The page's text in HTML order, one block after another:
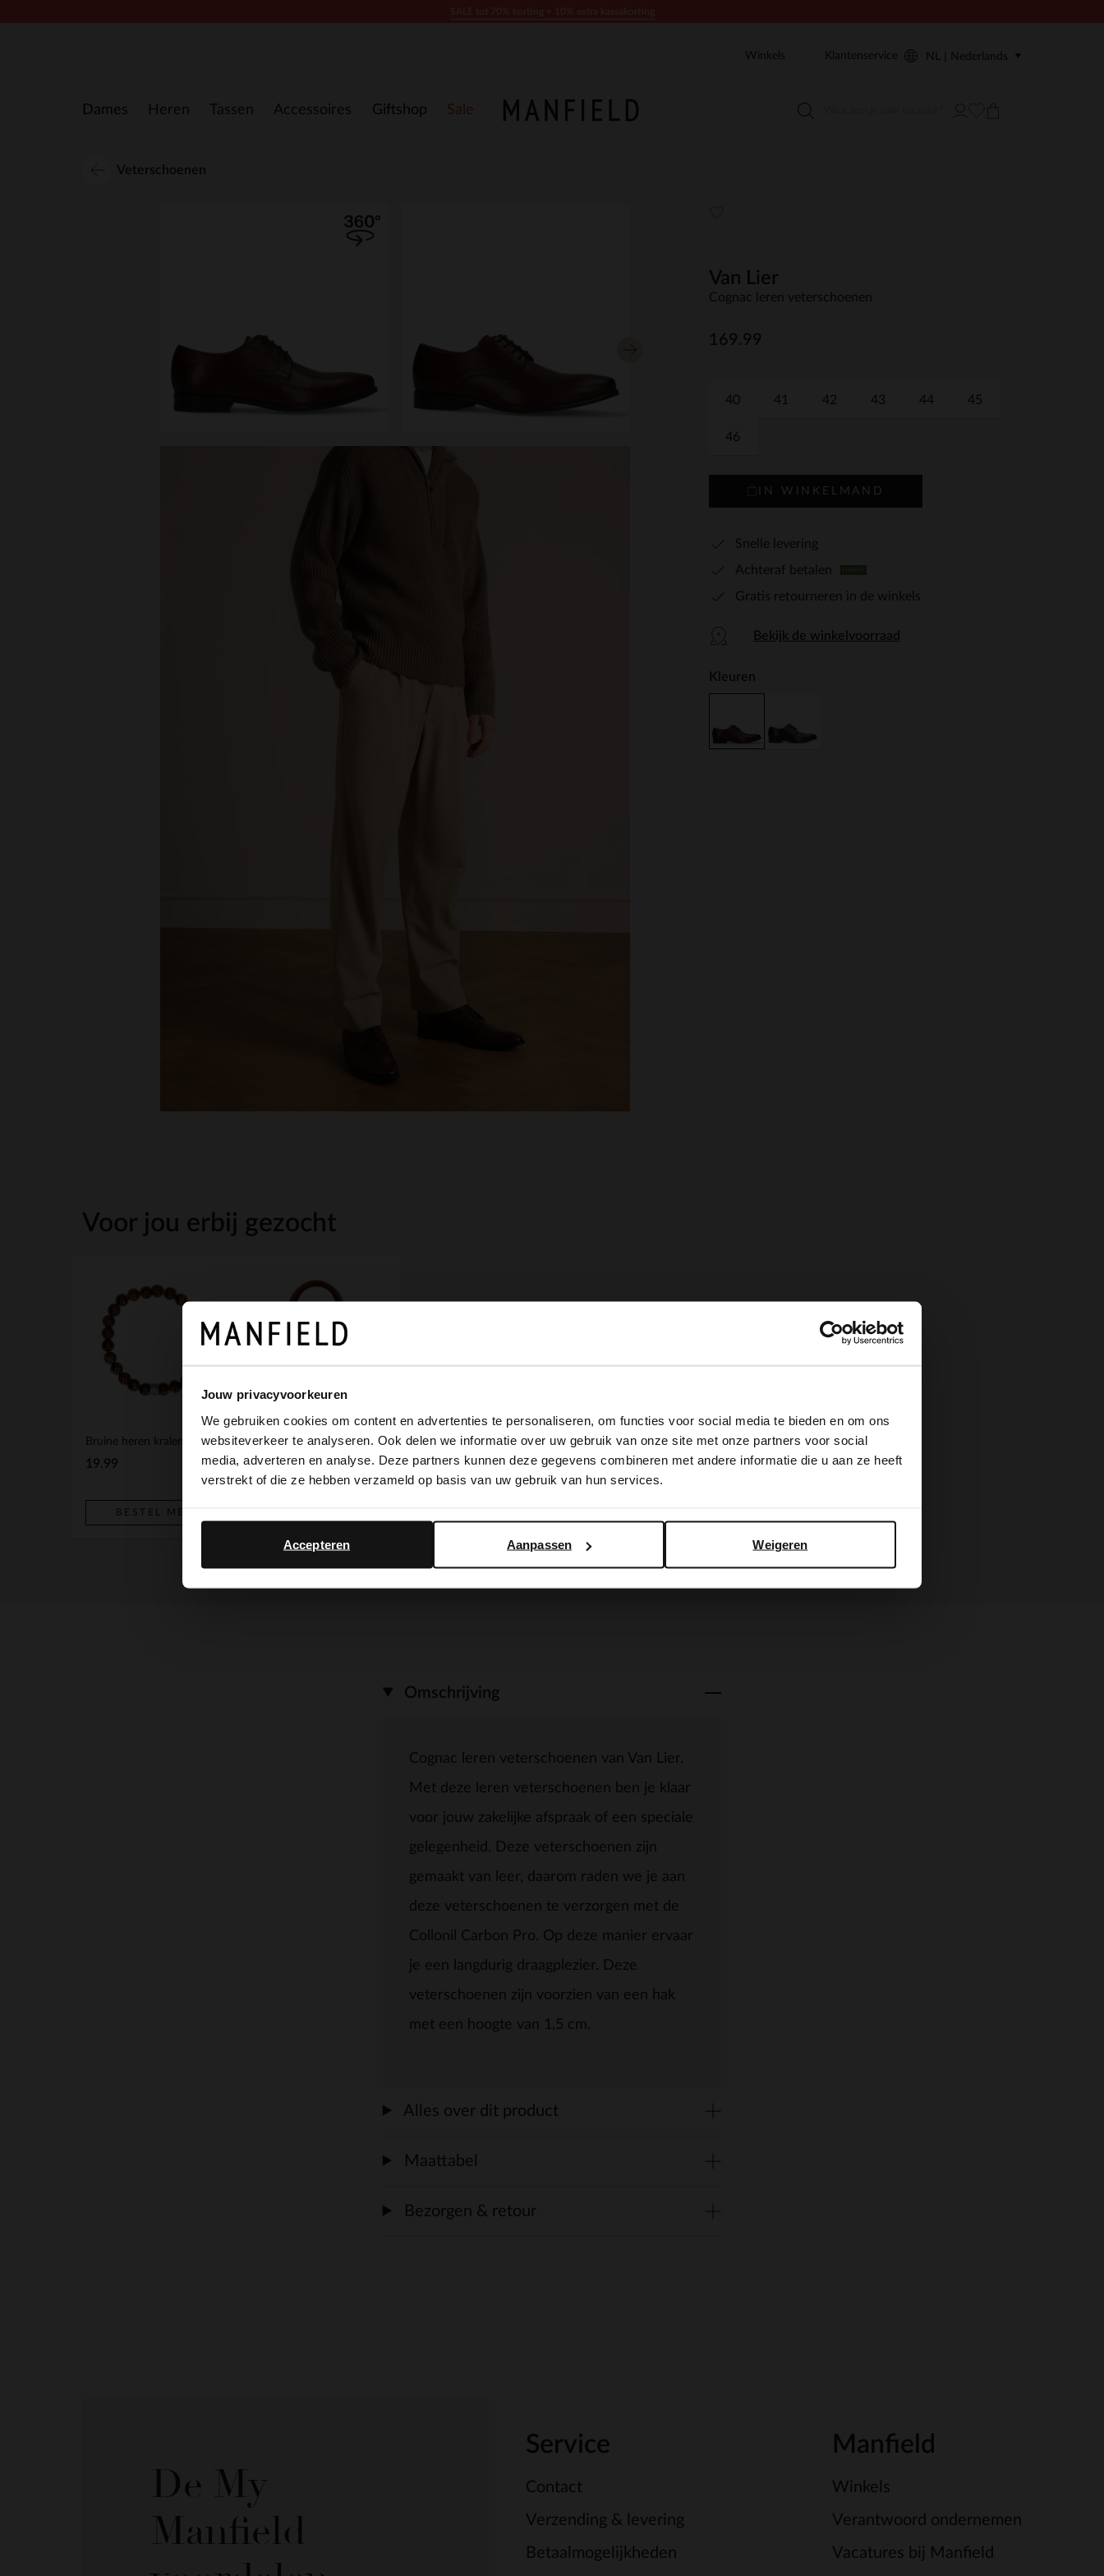
Jouw privacyvoorkeuren
We gebruiken cookies om content en advertenties te personaliseren, om functies voor social media te bieden en om ons
websiteverkeer te analyseren. Ook delen we informatie over uw gebruik van onze site met onze partners voor social
media, adverteren en analyse. Deze partners kunnen deze gegevens combineren met andere informatie die u aan ze heeft
verstrekt of die ze hebben verzameld op basis van uw gebruik van hun services.
Weigeren
Aanpassen
Accepteren
Dames Heren Tassen Accessoires Giftshop Sale
Winkels Klantenservice NL | Nederlands
Veterschoenen
Van Lier
Cognac leren veterschoenen
169.99
40 41 42 43 44 45
46
IN WINKELMAND
Snelle levering
Achteraf betalen
Gratis retourneren in de winkels
Bekijk de winkelvoorraad
Kleuren
Voor jou erbij gezocht
Bruine heren kralen armband
19.99
BESTEL MEE
Cognac leren laptoptas 17 inch
139.99
Omschrijving
Cognac leren veterschoenen van Van Lier.
Met deze leren veterschoenen ben je klaar
voor jouw zakelijke afspraak of een speciale
gelegenheid. Deze veterschoenen zijn
gemaakt van leer, daarom raden we je aan
deze veterschoenen te verzorgen met de
Collonil Carbon Pro. Op deze manier ervaar
je een langdurig draagplezier. Deze
veterschoenen zijn voorzien van een hak
met een hoogte van 1,5 cm.
Alles over dit product
Maattabel
Bezorgen & retour
De My
Manfield
Service
Contact
Verzending & levering
Betaalmogelijkheden
Manfield
Winkels
Verantwoord ondernemen
Vacatures bij Manfield
×
It looks like your language isn't Dutch. Would you like to